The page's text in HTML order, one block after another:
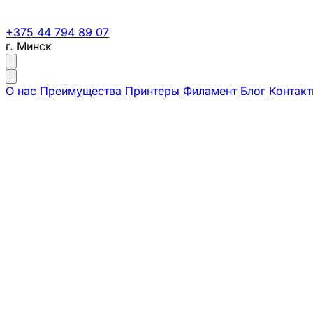
+375 44 794 89 07
г. Минск
О нас Преимущества Принтеры Филамент Блог